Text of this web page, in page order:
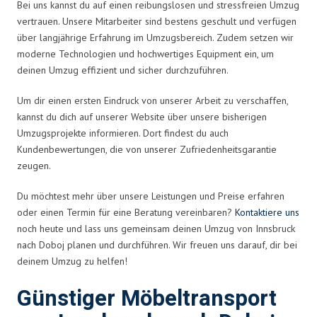
Bei uns kannst du auf einen reibungslosen und stressfreien Umzug
vertrauen. Unsere Mitarbeiter sind bestens geschult und verfügen
über langjährige Erfahrung im Umzugsbereich. Zudem setzen wir
moderne Technologien und hochwertiges Equipment ein, um
deinen Umzug effizient und sicher durchzuführen.
Um dir einen ersten Eindruck von unserer Arbeit zu verschaffen,
kannst du dich auf unserer Website über unsere bisherigen
Umzugsprojekte informieren. Dort findest du auch
Kundenbewertungen, die von unserer Zufriedenheitsgarantie
zeugen.
Du möchtest mehr über unsere Leistungen und Preise erfahren
oder einen Termin für eine Beratung vereinbaren? Kontaktiere uns
noch heute und lass uns gemeinsam deinen Umzug von Innsbruck
nach Doboj planen und durchführen. Wir freuen uns darauf, dir bei
deinem Umzug zu helfen!
Günstiger Möbeltransport